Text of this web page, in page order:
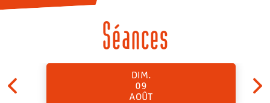
Séances
DIM.
09
AOÛT